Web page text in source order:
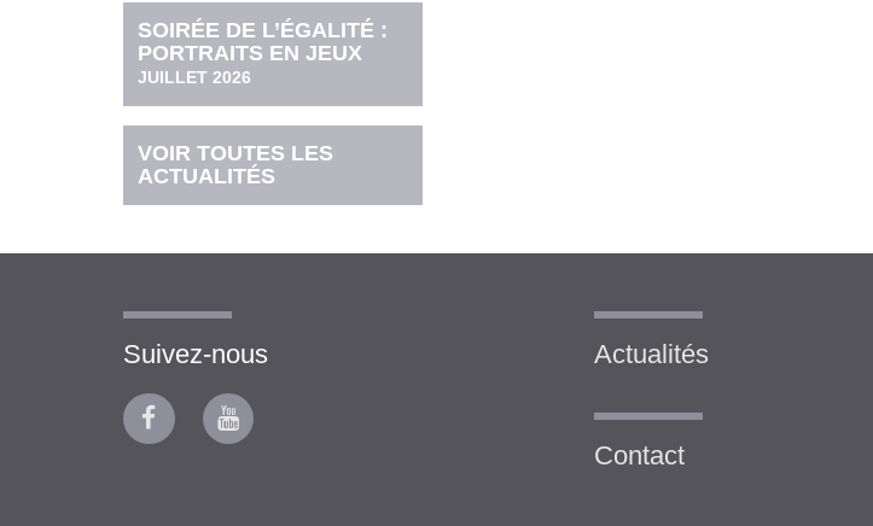
SOIRÉE DE L’ÉGALITÉ :
PORTRAITS EN JEUX
JUILLET 2026
VOIR TOUTES LES
ACTUALITÉS
Suivez-nous Actualités
Contact